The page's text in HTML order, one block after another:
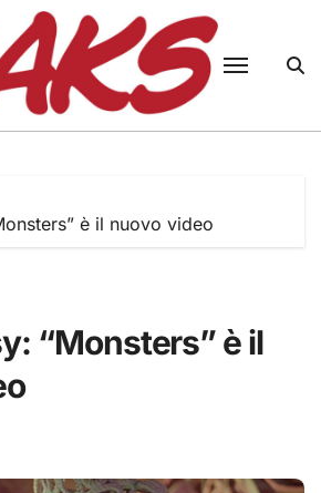
è il nuovo video
“Monsters” è il